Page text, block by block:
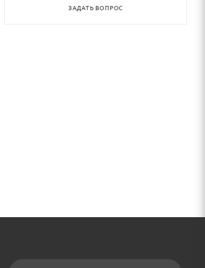
ЗАДАТЬ ВОПРОС